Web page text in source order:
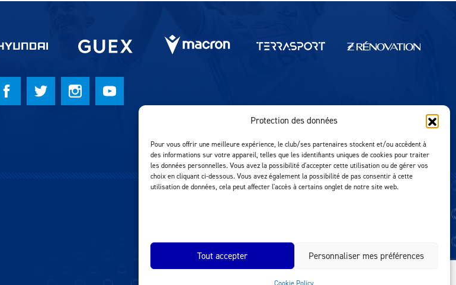
Protection des données
Pour vous offrir une meilleure expérience, le club/ses partenaires stockent et/ou accèdent à
des informations sur votre appareil, telles que les identifiants uniques de cookies pour traiter
les données personnelles. Vous avez la possibilité d'accepter cette utilisation ou de gérer vos
choix en cliquant ci-dessous. Vous avez également la possibilité de pas consentir à cette
utilisation de données, cela peut affecter l'accès à certains onglet de notre site web.
Tout accepter Personnaliser mes préférences
Cookie Policy